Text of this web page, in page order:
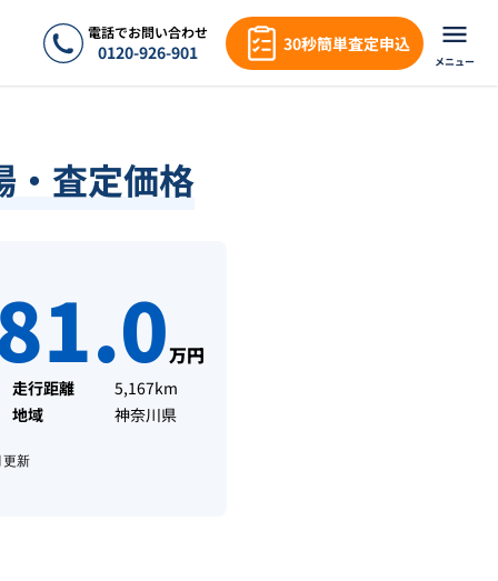
電話でお問い合わせ
0120-926-901 30秒簡単査定申込
メニュー
・査定価格
万円
走行距離
5,167km
地域
神奈川県
更新